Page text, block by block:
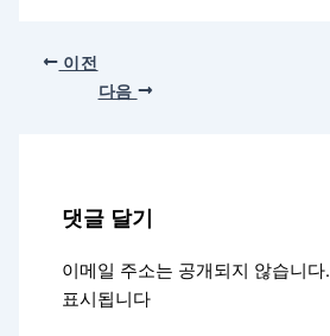
이전
다음
댓글 달기
이메일 주소는 공개되지 않습니다.
표시됩니다